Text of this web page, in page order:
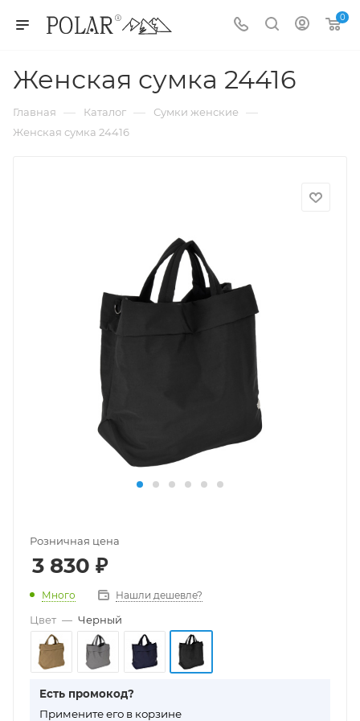
0
Женская сумка 24416
Главная — Каталог — Сумки женские —
Женская сумка 24416
Розничная цена
3 830 ₽
Много Нашли дешевле?
Цвет — Черный
Есть промокод?
Примените его в корзине